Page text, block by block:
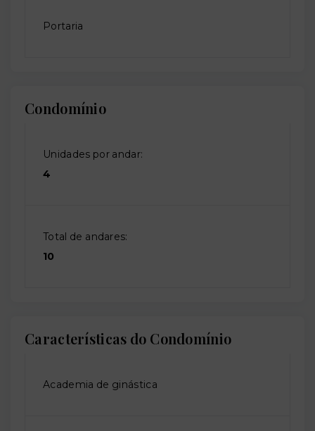
Portaria
Condomínio
Unidades por andar:
4
Total de andares:
10
Características do Condomínio
Academia de ginástica